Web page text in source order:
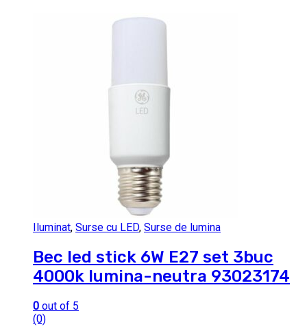
Iluminat, Surse cu LED, Surse de lumina
Bec led stick 6W E27 set 3buc
4000k lumina-neutra 93023174
0 out of 5
(0)